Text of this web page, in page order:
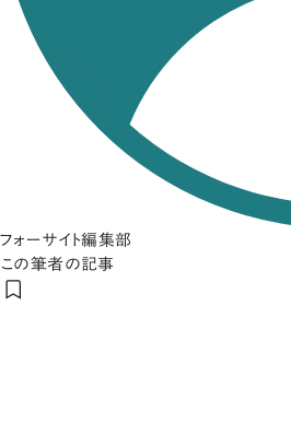
フォーサイト編集部
この筆者の記事